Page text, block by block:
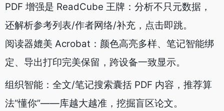
PDF 增强是 ReadCube 王牌：分析不只元数据，
还解析参考列表/作者网络/补充，点击即跳。
阅读器媲美 Acrobat：颜色高亮多样、笔记智能绑
定、导出打印完美保留，跨设备一致显示。
组织智能：全文/笔记搜索囊括 PDF 内容，推荐算
法“懂你”——库越大越准，挖掘盲区论文。